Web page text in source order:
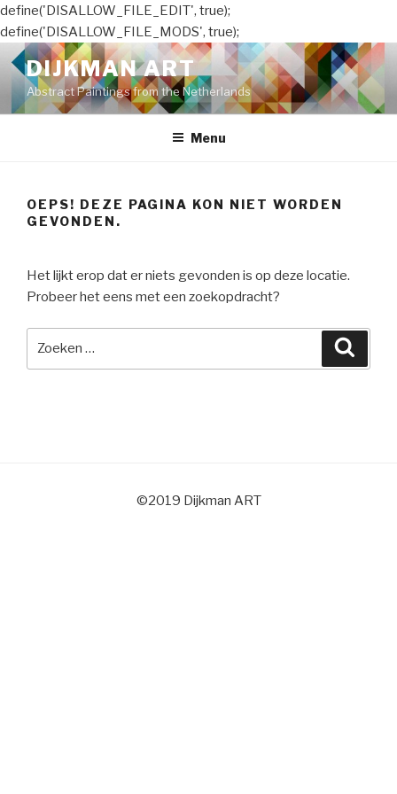
define('DISALLOW_FILE_EDIT', true);
define('DISALLOW_FILE_MODS', true);
Naar
de
inhoud
springen
DIJKMAN ART
Abstract Paintings from the Netherlands
Menu
OEPS! DEZE PAGINA KON NIET WORDEN
GEVONDEN.
Het lijkt erop dat er niets gevonden is op deze locatie.
Probeer het eens met een zoekopdracht?
©2019 Dijkman ART